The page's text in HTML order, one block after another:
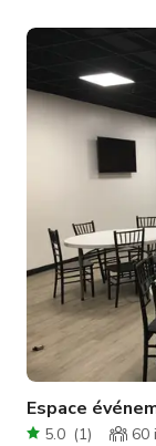
un mariage, une
événement
une excellente
Espace
5.0 (1) 60